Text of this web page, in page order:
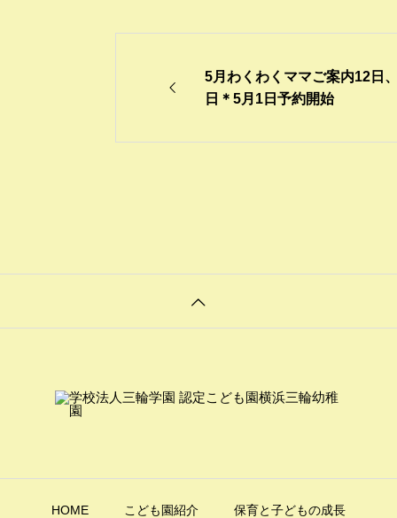
5月わくわくママご案内12日
日＊5月1日予約開始
HOME こども園紹介 保育と子どもの成長